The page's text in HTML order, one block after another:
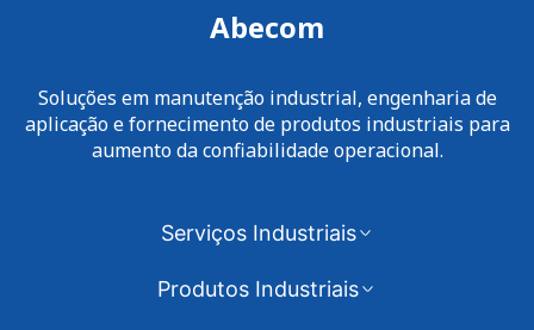
Abecom
Soluções em manutenção industrial, engenharia de
aplicação e fornecimento de produtos industriais para
aumento da confiabilidade operacional.
Serviços Industriais
Produtos Industriais